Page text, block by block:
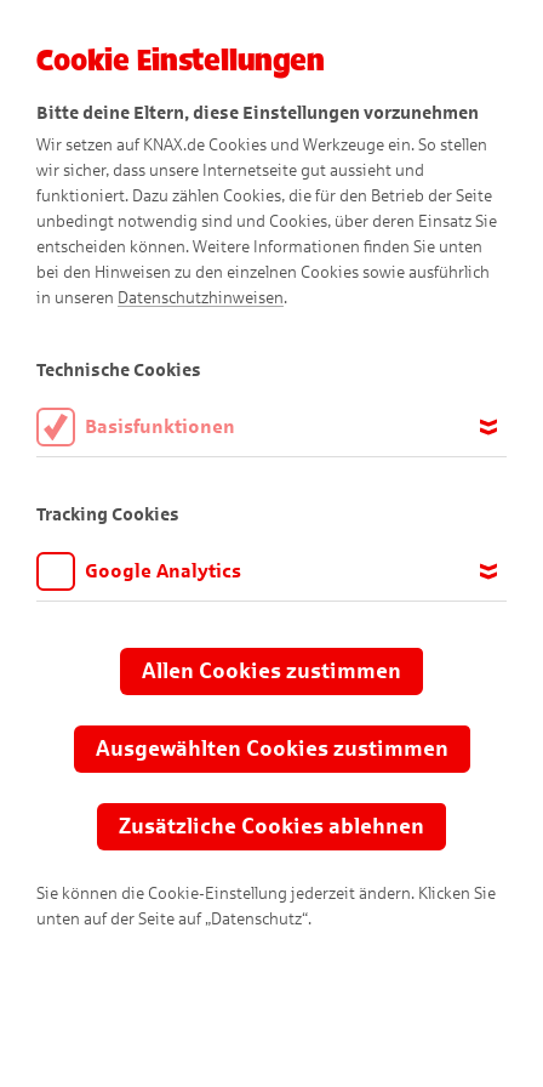
Meine Sparkasse?
Ihre Sparkasse ist nicht dabei? Erfahren Sie hier warum.
Cookie Einstellungen
Bitte deine Eltern, diese Einstellungen vorzunehmen
Wir setzen auf KNAX.de Cookies und Werkzeuge ein. So stellen
wir sicher, dass unsere Internetseite gut aussieht und
funktioniert. Dazu zählen Cookies, die für den Betrieb der Seite
unbedingt notwendig sind und Cookies, über deren Einsatz Sie
entscheiden können. Weitere Informationen finden Sie unten
bei den Hinweisen zu den einzelnen Cookies sowie ausführlich
in unseren Datenschutzhinweisen.
Technische Cookies
Basisfunktionen
aktiviert sein.
Tracking Cookies
Google Analytics
anpassen und verbessern können. Aus diesem Grund nutzen wir
Google Analytics. Dieses Werkzeug erfasst die Seitenaufrufe zu
Übertragung anonymisiert.
Allen Cookies zustimmen
Ausgewählten Cookies zustimmen
Zusätzliche Cookies ablehnen
Sie können die Cookie-Einstellung jederzeit ändern. Klicken Sie
unten auf der Seite auf „Datenschutz“.